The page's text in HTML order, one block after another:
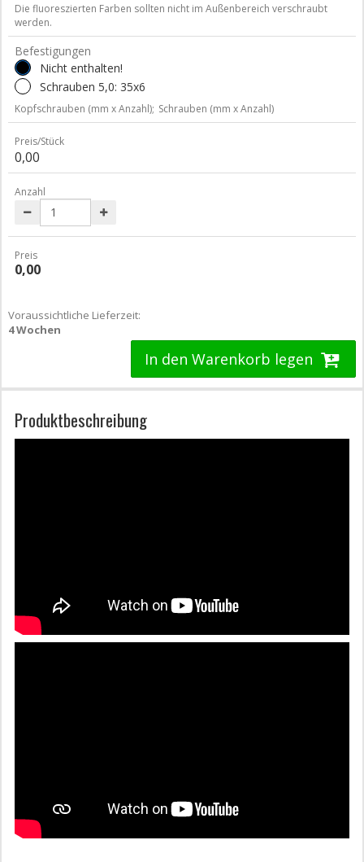
Die fluoreszierten Farben sollten nicht im Außenbereich verschraubt
werden.
Befestigungen
Nicht enthalten!
Schrauben 5,0: 35x6
Kopfschrauben (mm x Anzahl); Schrauben (mm x Anzahl)
Preis/Stück
0,00
Anzahl
Preis
0,00
Voraussichtliche Lieferzeit:
4 Wochen
In den Warenkorb legen
Produktbeschreibung